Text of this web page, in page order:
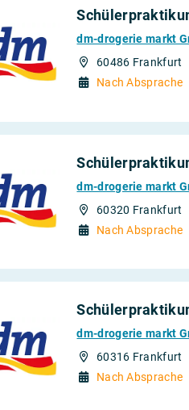
dm-drogerie markt
60486 Frankfurt
Nach Absprache
dm-drogerie markt
60320 Frankfurt
Nach Absprache
dm-drogerie markt
60316 Frankfurt
Nach Absprache